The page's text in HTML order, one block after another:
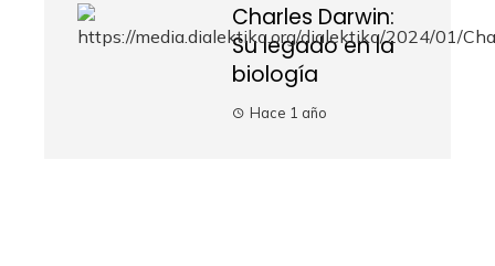
Charles Darwin:
Su legado en la
biología
Hace 1 año